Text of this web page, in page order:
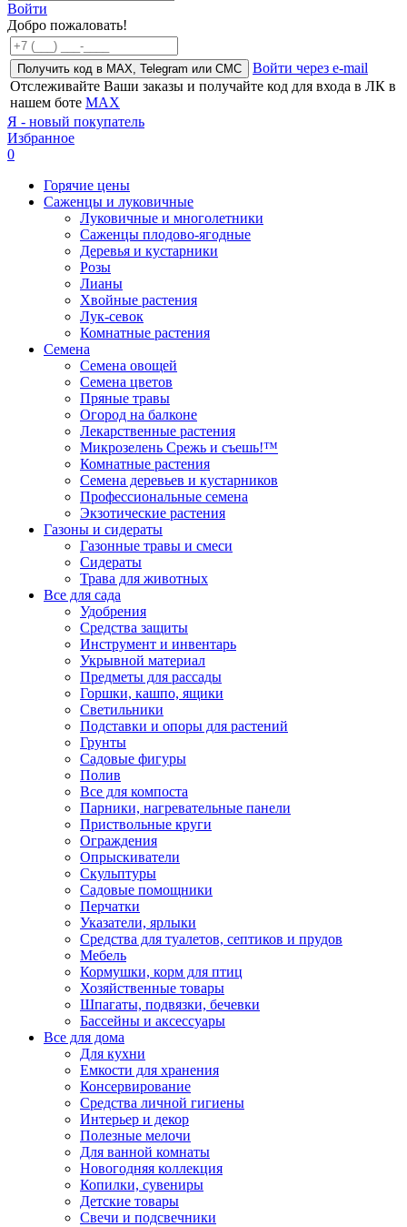
Войти
Добро пожаловать!
Получить код в MAX, Telegram или СМС
Войти через e-mail
Отслеживайте Ваши заказы и получайте код для входа в ЛК в
нашем боте MAX
Я - новый покупатель
Избранное
0
Горячие цены
Саженцы и луковичные
Луковичные и многолетники
Саженцы плодово-ягодные
Деревья и кустарники
Розы
Лианы
Хвойные растения
Лук-севок
Комнатные растения
Семена
Семена овощей
Семена цветов
Пряные травы
Огород на балконе
Лекарственные растения
Микрозелень Срежь и съешь!™
Комнатные растения
Семена деревьев и кустарников
Профессиональные семена
Экзотические растения
Газоны и сидераты
Газонные травы и смеси
Сидераты
Трава для животных
Все для сада
Удобрения
Средства защиты
Инструмент и инвентарь
Укрывной материал
Предметы для рассады
Горшки, кашпо, ящики
Светильники
Подставки и опоры для растений
Грунты
Садовые фигуры
Полив
Все для компоста
Парники, нагревательные панели
Приствольные круги
Ограждения
Опрыскиватели
Скульптуры
Садовые помощники
Перчатки
Указатели, ярлыки
Средства для туалетов, септиков и прудов
Мебель
Кормушки, корм для птиц
Хозяйственные товары
Шпагаты, подвязки, бечевки
Бассейны и аксессуары
Все для дома
Для кухни
Емкости для хранения
Консервирование
Средства личной гигиены
Интерьер и декор
Полезные мелочи
Для ванной комнаты
Новогодняя коллекция
Копилки, сувениры
Детские товары
Свечи и подсвечники